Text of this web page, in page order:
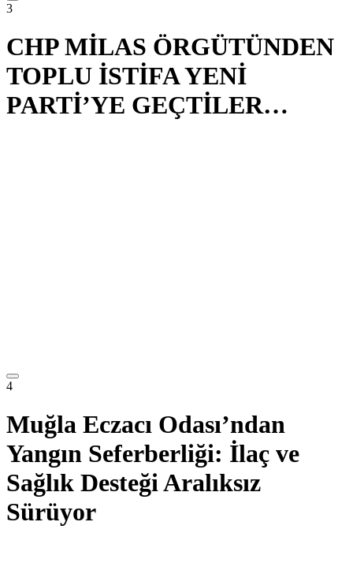
3
CHP MİLAS ÖRGÜTÜNDEN
TOPLU İSTİFA YENİ
PARTİ’YE GEÇTİLER…
4
Muğla Eczacı Odası’ndan
Yangın Seferberliği: İlaç ve
Sağlık Desteği Aralıksız
Sürüyor